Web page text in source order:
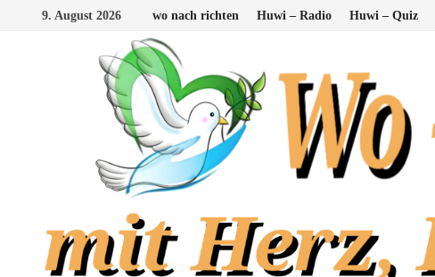
9. August 2026 wo nach richten Huwi – Radio Huwi – Quiz